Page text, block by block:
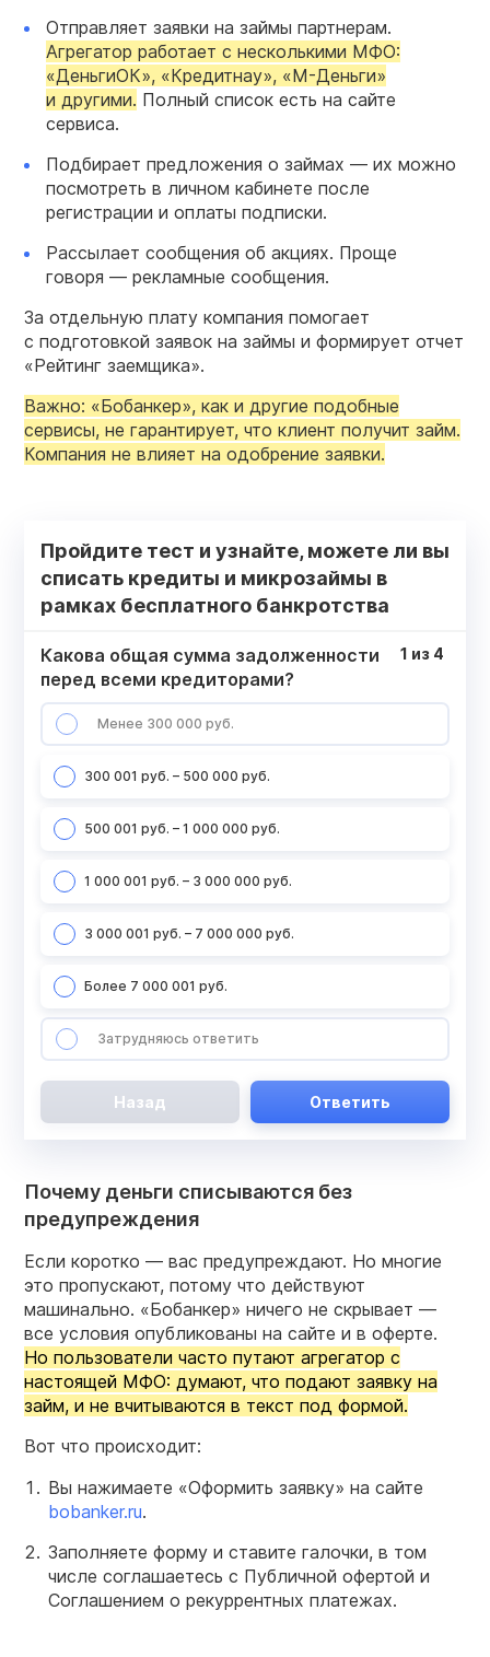
Отправляет заявки на займы партнерам.
Агрегатор работает с несколькими МФО:
«ДеньгиОК», «Кредитнау», «М-Деньги»
и другими. Полный список есть на сайте
сервиса.
Подбирает предложения о займах — их можно
посмотреть в личном кабинете после
регистрации и оплаты подписки.
Рассылает сообщения об акциях. Проще
говоря — рекламные сообщения.
За отдельную плату компания помогает
с подготовкой заявок на займы и формирует отчет
«Рейтинг заемщика».
Важно: «Бобанкер», как и другие подобные
сервисы, не гарантирует, что клиент получит займ.
Компания не влияет на одобрение заявки.
Пройдите тест и узнайте, можете ли вы
списать кредиты и микрозаймы в
рамках бесплатного банкротства
Какова общая сумма задолженности
перед всеми кредиторами?
Менее 300 000 руб.
300 001 руб. – 500 000 руб.
500 001 руб. – 1 000 000 руб.
1 000 001 руб. – 3 000 000 руб.
3 000 001 руб. – 7 000 000 руб.
Более 7 000 001 руб.
Затрудняюсь ответить
1 из 4
Назад Ответить
Почему деньги списываются без
предупреждения
Если коротко — вас предупреждают. Но многие
это пропускают, потому что действуют
машинально. «Бобанкер» ничего не скрывает —
все условия опубликованы на сайте и в оферте.
Но пользователи часто путают агрегатор с
настоящей МФО: думают, что подают заявку на
займ, и не вчитываются в текст под формой.
Вот что происходит:
Вы нажимаете «Оформить заявку» на сайте
bobanker.ru.
Заполняете форму и ставите галочки, в том
числе соглашаетесь с Публичной офертой и
Соглашением о рекуррентных платежах.